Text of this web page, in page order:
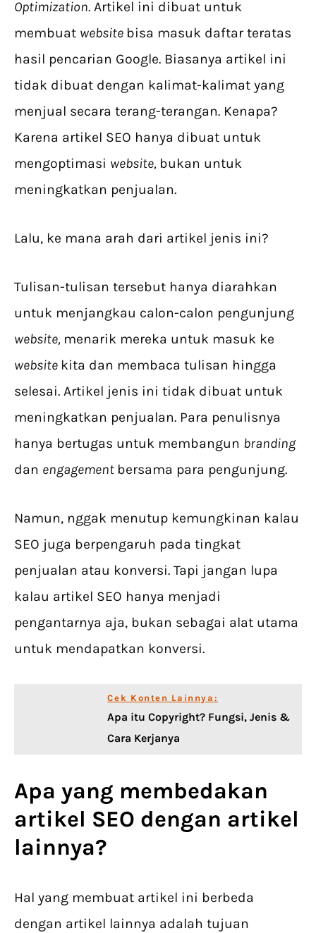
Optimization. Artikel ini dibuat untuk
membuat website bisa masuk daftar teratas
hasil pencarian Google. Biasanya artikel ini
tidak dibuat dengan kalimat-kalimat yang
menjual secara terang-terangan. Kenapa?
Karena artikel SEO hanya dibuat untuk
mengoptimasi website, bukan untuk
meningkatkan penjualan.
Lalu, ke mana arah dari artikel jenis ini?
Tulisan-tulisan tersebut hanya diarahkan
untuk menjangkau calon-calon pengunjung
website, menarik mereka untuk masuk ke
website kita dan membaca tulisan hingga
selesai. Artikel jenis ini tidak dibuat untuk
meningkatkan penjualan. Para penulisnya
hanya bertugas untuk membangun branding
dan engagement bersama para pengunjung.
Namun, nggak menutup kemungkinan kalau
SEO juga berpengaruh pada tingkat
penjualan atau konversi. Tapi jangan lupa
kalau artikel SEO hanya menjadi
pengantarnya aja, bukan sebagai alat utama
untuk mendapatkan konversi.
Cek Konten Lainnya:
Apa itu Copyright? Fungsi, Jenis &
Cara Kerjanya
Apa yang membedakan
artikel SEO dengan artikel
lainnya?
Hal yang membuat artikel ini berbeda
dengan artikel lainnya adalah tujuan